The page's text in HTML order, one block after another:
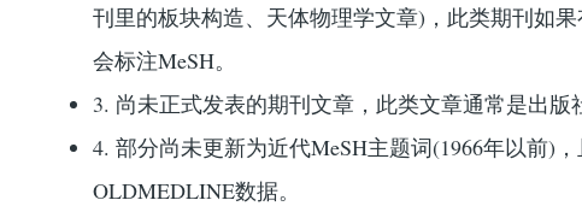
刊里的板块构造、天体物理学文章)，此类期刊如
会标注MeSH。
3. 尚未正式发表的期刊文章，此类文章通常是出版
4. 部分尚未更新为近代MeSH主题词(1966年以前)
OLDMEDLINE数据。